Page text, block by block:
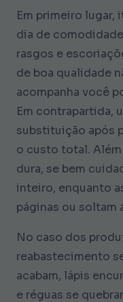
Em primeiro lugar,
dia de
rasgos e
de boa qualidade
acompanha você
Em contrapartida,
substituição após
o custo total. Além
dura, se bem
inteiro, enquanto
páginas ou soltam
No caso dos
reabastecimento
acabam, lápis
e réguas se